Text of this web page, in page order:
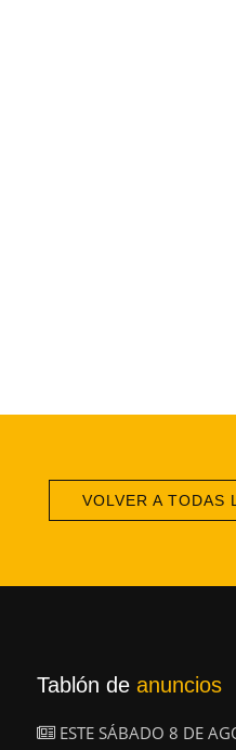
VOLVER A TODAS
Tablón de anuncios
ESTE SÁBADO 8 DE